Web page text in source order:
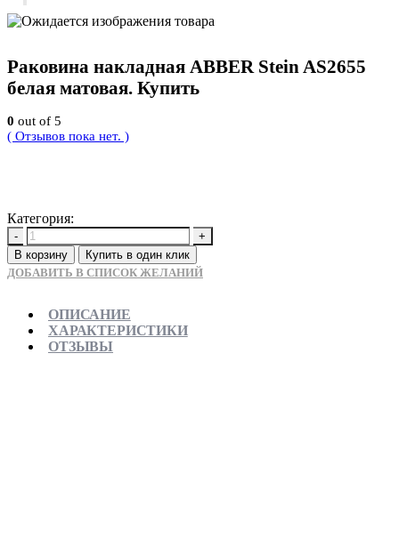
Раковина накладная ABBER Stein AS2655
белая матовая. Купить
0 out of 5
( Отзывов пока нет. )
Категория:
-
+
В корзину
Купить в один клик
ДОБАВИТЬ В СПИСОК ЖЕЛАНИЙ
ОПИСАНИЕ
ХАРАКТЕРИСТИКИ
ОТЗЫВЫ